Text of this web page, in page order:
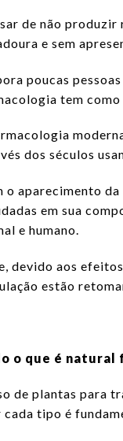
de não produzir
e sem
poucas
tem como
dos séculos
o aparecimento
em sua
e humano.
devido aos
estão
o que é natural
de plantas para
cada tipo é